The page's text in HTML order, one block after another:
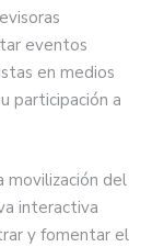
eventos
en medios
participación a
movilización del
interactiva
y fomentar el